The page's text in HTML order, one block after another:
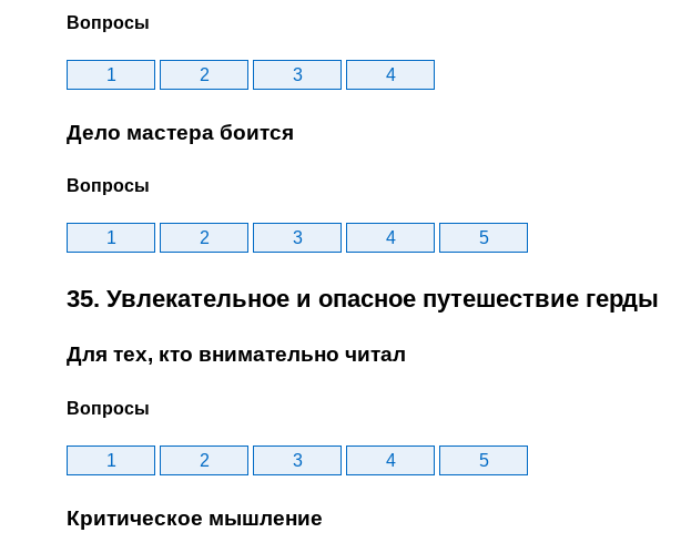
Вопросы
1 2 3 4
Дело мастера боится
Вопросы
1 2 3 4 5
35. Увлекательное и опасное путешествие герды
Для тех, кто внимательно читал
Вопросы
1 2 3 4 5
Критическое мышление